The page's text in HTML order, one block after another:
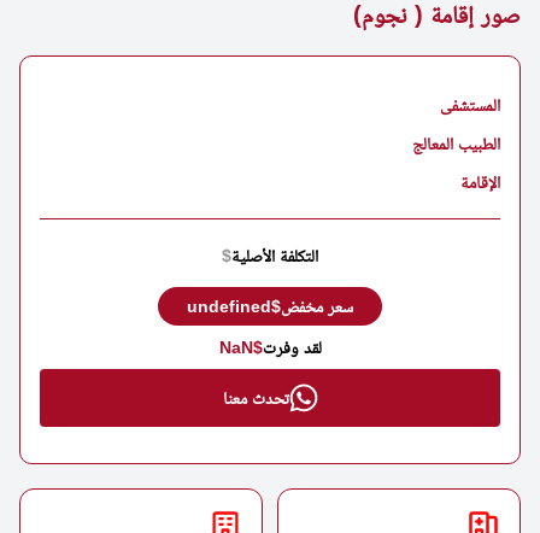
صور إقامة ( نجوم)
المستشفى
الطبيب المعالج
الإقامة
التكلفة الأصلية$
سعر مخفض$undefined
لقد وفرت$NaN
تحدث معنا